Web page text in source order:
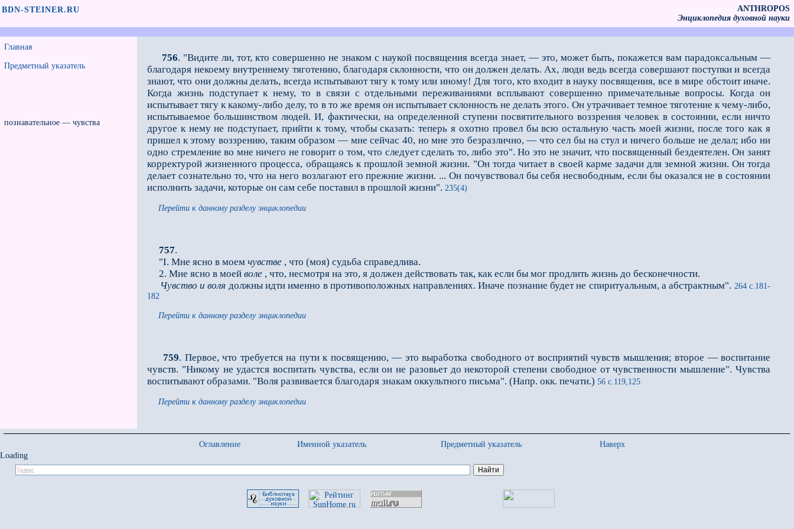
BDN-STEINER.RU
ANTHROPOS
Энциклопедия духовной науки
Главная
Предметный указатель
познавательное — чувства
756. "Видите ли, тот, кто совершенно не знаком с наукой посвящения всегда знает, — это, может быть, покажется вам парадоксальным —
благодаря некоему внутреннему тяготению, благодаря склонности, что он должен делать. Ах, люди ведь всегда совершают поступки и всегда
знают, что они должны делать, всегда испытывают тягу к тому или иному! Для того, кто входит в науку посвящения, все в мире обстоит иначе.
Когда жизнь подступает к нему, то в связи с отдельными переживаниями вс­плывают совершенно примечательные вопросы. Когда он
испытывает тягу к какому-либо делу, то в то же время он испытывает склонность не делать этого. Он утрачивает темное тяготение к чему-либо,
испыты­ваемое большинством людей. И, фактически, на определенной ступени посвятительного воззрения человек в состоянии, если ничто
другое к нему не подступает, прийти к тому, чтобы сказать: теперь я охотно провел бы всю остальную часть моей жизни, после того как я
пришел к этому воззрению, таким образом — мне сейчас 40, но мне это безразлично, — что сел бы на стул и ничего больше не делал; ибо ни
одно стремление во мне ничего не говорит о том, что следует сделать то, либо это". Но это не значит, что посвященный бездеятелен. Он занят
корректурой жизненного процесса, обращаясь к прошлой земной жизни. "Он тогда читает в своей карме задачи для земной жизни. Он тогда
делает сознательно то, что на него возлагают его прежние жизни. ... Он почувствовал бы себя несвободным, если бы оказался не в состоя­нии
исполнить задачи, которые он сам себе поставил в прошлой жизни". 235(4)
Перейти к данному разделу энциклопедии
757.
"I. Мне ясно в моем чувстве , что (моя) судьба справедлива.
2. Мне ясно в моей воле , что, несмотря на это, я должен действовать так, как если бы мог продлить жизнь до бесконечности.
Чувство и воля должны идти именно в противоположных направлениях. Иначе познание будет не спиритуальным, а абстрактным". 264 с.181-
182
Перейти к данному разделу энциклопедии
759. Первое, что требуется на пути к посвящению, — это выработка свободного от восприятий чувств мышления; второе — воспитание
чувств. "Никому не удастся воспитать чувства, если он не разовьет до некоторой степени свободное от чувственности мышление". Чувства
воспитывают образами. "Воля раз­вивается благодаря знакам оккультного письма". (Напр. окк. печати.) 56 с.119,125
Перейти к данному разделу энциклопедии
Оглавление Именной указатель Предметный указатель
Наверх
Loading